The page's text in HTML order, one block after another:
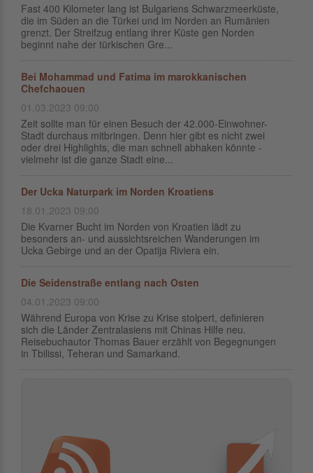
Fast 400 Kilometer lang ist Bulgariens Schwarzmeerküste,
die im Süden an die Türkei und im Norden an Rumänien
grenzt. Der Streifzug entlang ihrer Küste gen Norden
beginnt nahe der türkischen Gre...
Bei Mohammad und Fatima im marokkanischen
Chefchaouen
01.03.2023 09:00
Zeit sollte man für einen Besuch der 42.000-Einwohner-
Stadt durchaus mitbringen. Denn hier gibt es nicht zwei
oder drei Highlights, die man schnell abhaken könnte -
vielmehr ist die ganze Stadt eine...
Der Ucka Naturpark im Norden Kroatiens
18.01.2023 09:00
Die Kvarner Bucht im Norden von Kroatien lädt zu
besonders an- und aussichtsreichen Wanderungen im
Ucka Gebirge und an der Opatija Riviera ein.
Die Seidenstraße entlang nach Osten
04.01.2023 09:00
Während Europa von Krise zu Krise stolpert, definieren
sich die Länder Zentralasiens mit Chinas Hilfe neu.
Reisebuchautor Thomas Bauer erzählt von Begegnungen
in Tbilissi, Teheran und Samarkand.